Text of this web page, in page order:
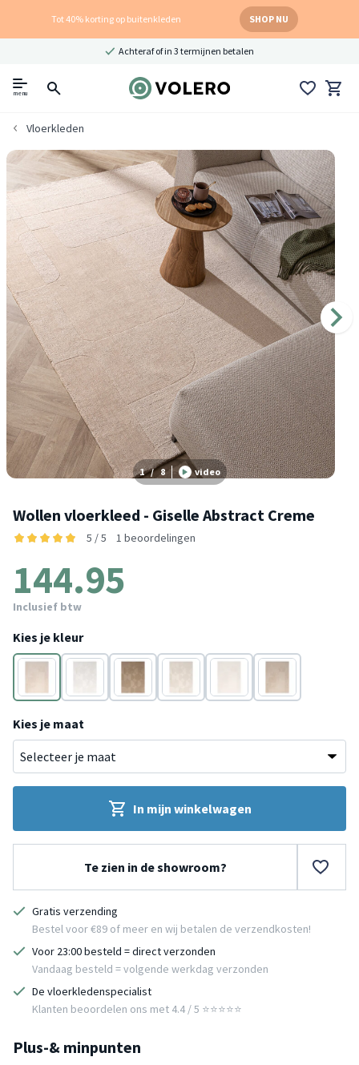
Tot 40% korting op buitenkleden SHOP NU
Achteraf of in 3 termijnen betalen
menu
Vloerkleden
1 / 8 video
Wollen vloerkleed - Giselle Abstract Creme
5 / 5 1 beoordelingen
144.95
Inclusief btw
Kies je kleur
Crème Wit Beige Crème Wit
Beige
Kies je maat
In mijn winkelwagen
Te zien in de showroom?
Gratis verzending
Bestel voor €89 of meer en wij betalen de verzendkosten!
Voor 23:00 besteld = direct verzonden
Vandaag besteld = volgende werkdag verzonden
De vloerkledenspecialist
Klanten beoordelen ons met 4.4 / 5 ⭐⭐⭐⭐⭐
Plus-& minpunten